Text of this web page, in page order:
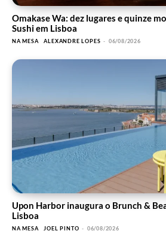
Omakase Wa: dez lugares e quinze
Sushi em Lisboa
NA MESA ALEXANDRE LOPES - 06/08/2026
Upon Harbor inaugura o Brunch &
Lisboa
NA MESA JOEL PINTO - 06/08/2026